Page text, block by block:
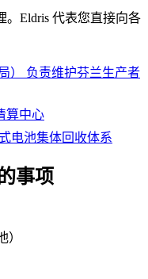
。Eldris 代表您直接向各
）
负责维护芬兰生产者
算中心
电池集体回收体系
事项
）